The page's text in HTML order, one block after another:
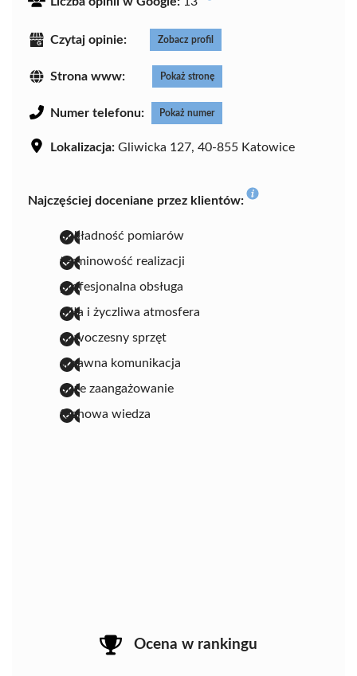
Czytaj opinie: Zobacz profil
Strona www: Pokaż stronę
Numer telefonu: Pokaż numer
Lokalizacja: Gliwicka 127, 40-855 Katowice
Najczęściej doceniane przez klientów:
dokładność pomiarów
terminowość realizacji
profesjonalna obsługa
miła i życzliwa atmosfera
nowoczesny sprzęt
sprawna komunikacja
duże zaangażowanie
fachowa wiedza
Ocena w rankingu